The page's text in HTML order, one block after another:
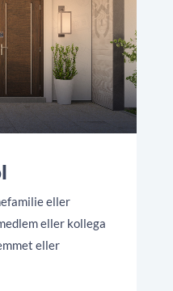
eller
eller kollega
eller